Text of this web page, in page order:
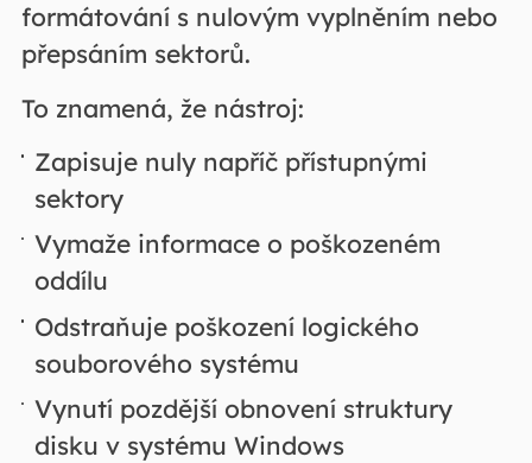
formátování s nulovým vyplněním nebo
přepsáním sektorů.
To znamená, že nástroj:
Zapisuje nuly napříč přístupnými
sektory
Vymaže informace o poškozeném
oddílu
Odstraňuje poškození logického
souborového systému
Vynutí pozdější obnovení struktury
disku v systému Windows